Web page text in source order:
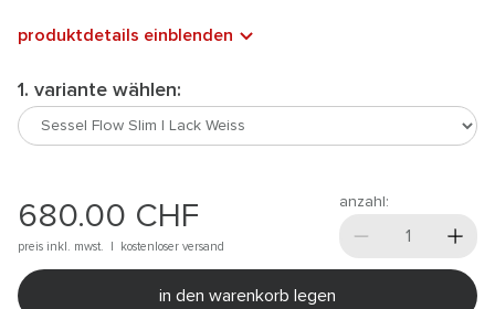
produktdetails einblenden
1. variante wählen:
680.00 CHF
preis inkl. mwst. | kostenloser versand
anzahl:
in den warenkorb legen